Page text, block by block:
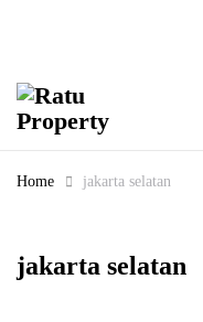
Home jakarta selatan
jakarta selatan